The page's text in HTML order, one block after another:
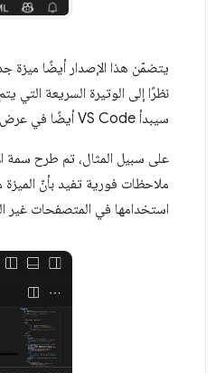
سيبدأ VS Code أيضًا في عرض معلومات حول التوافق مع المتصفح لعناصر HTML وسماتها من حيث حالة Baseline.
على سبيل المثال، تم طرح سمة
ملاحظات فورية تفيد بأنّ
استخدامها في المتصفحات غير